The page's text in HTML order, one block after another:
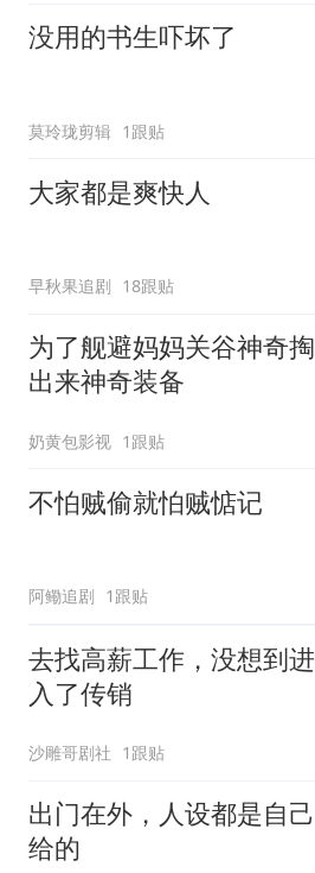
没用的书生吓坏了
莫玲珑剪辑 1跟贴
大家都是爽快人
早秋果追剧 18跟贴
为了舰避妈妈关谷神奇掏
出来神奇装备
奶黄包影视 1跟贴
不怕贼偷就怕贼惦记
阿鳓追剧 1跟贴
去找高薪工作，没想到进
入了传销
沙雕哥剧社 1跟贴
出门在外，人设都是自己
给的